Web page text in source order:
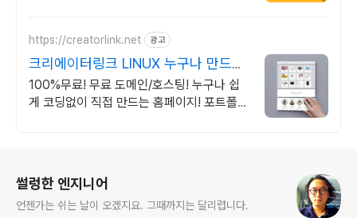
https://creatorlink.net 광고
크리에이터링크 LINUX 누구나 만드는
홈페이지
100%무료! 무료 도메인/호스팅! 누구나 쉽
게 코딩없이 직접 만드는 홈페이지! 포트폴리
썰렁한 엔지니어
언젠가는 쉬는 날이 오겠지요. 그때까지는 달리렵니다.